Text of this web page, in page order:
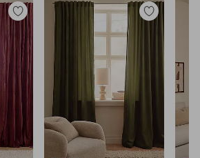
Lisää
suosikkeihin
Lisää